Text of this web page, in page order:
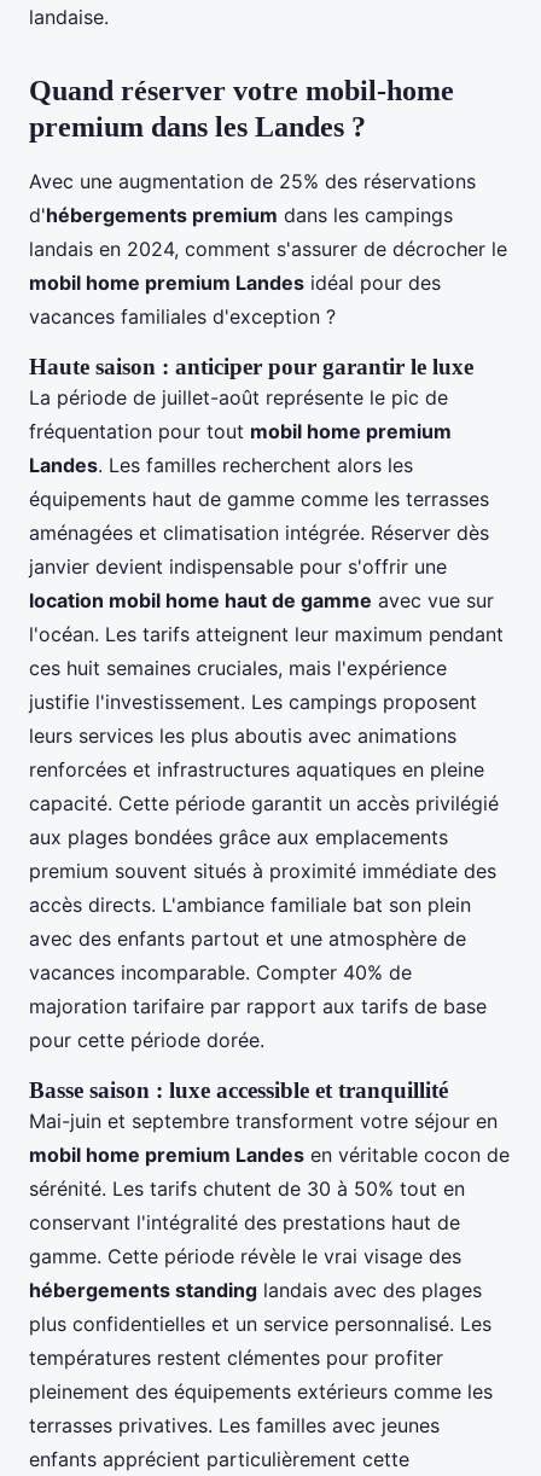
landaise.
Quand réserver votre mobil-home
premium dans les Landes ?
Avec une augmentation de 25% des réservations
d'hébergements premium dans les campings
landais en 2024, comment s'assurer de décrocher le
mobil home premium Landes idéal pour des
vacances familiales d'exception ?
Haute saison : anticiper pour garantir le luxe
La période de juillet-août représente le pic de
fréquentation pour tout mobil home premium
Landes. Les familles recherchent alors les
équipements haut de gamme comme les terrasses
aménagées et climatisation intégrée. Réserver dès
janvier devient indispensable pour s'offrir une
location mobil home haut de gamme avec vue sur
l'océan. Les tarifs atteignent leur maximum pendant
ces huit semaines cruciales, mais l'expérience
justifie l'investissement. Les campings proposent
leurs services les plus aboutis avec animations
renforcées et infrastructures aquatiques en pleine
capacité. Cette période garantit un accès privilégié
aux plages bondées grâce aux emplacements
premium souvent situés à proximité immédiate des
accès directs. L'ambiance familiale bat son plein
avec des enfants partout et une atmosphère de
vacances incomparable. Compter 40% de
majoration tarifaire par rapport aux tarifs de base
pour cette période dorée.
Basse saison : luxe accessible et tranquillité
Mai-juin et septembre transforment votre séjour en
mobil home premium Landes en véritable cocon de
sérénité. Les tarifs chutent de 30 à 50% tout en
conservant l'intégralité des prestations haut de
gamme. Cette période révèle le vrai visage des
hébergements standing landais avec des plages
plus confidentielles et un service personnalisé. Les
températures restent clémentes pour profiter
pleinement des équipements extérieurs comme les
terrasses privatives. Les familles avec jeunes
enfants apprécient particulièrement cette